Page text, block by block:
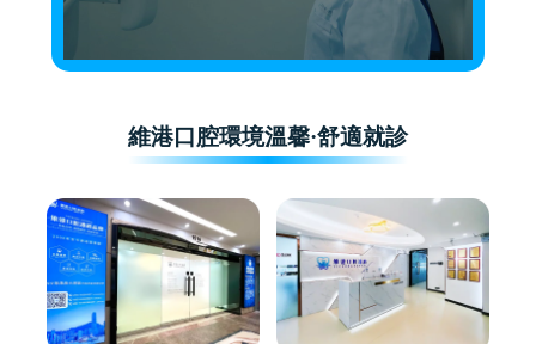
維港口腔環境溫馨·舒適就診